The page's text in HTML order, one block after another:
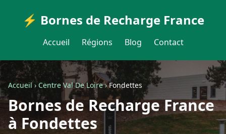
⚡ Bornes de Recharge France
Accueil Régions Blog Contact
Accueil›Centre Val De Loire›Fondettes
Bornes de Recharge France
à Fondettes